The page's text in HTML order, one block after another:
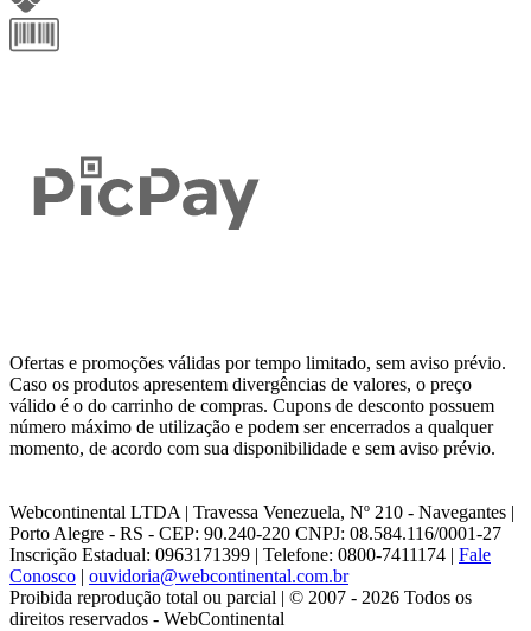
Ofertas e promoções válidas por tempo limitado, sem aviso prévio.
Caso os produtos apresentem divergências de valores, o preço
válido é o do carrinho de compras. Cupons de desconto possuem
número máximo de utilização e podem ser encerrados a qualquer
momento, de acordo com sua disponibilidade e sem aviso prévio.
Webcontinental LTDA | Travessa Venezuela, Nº 210 - Navegantes |
Porto Alegre - RS - CEP: 90.240-220 CNPJ: 08.584.116/0001-27
Inscrição Estadual: 0963171399 | Telefone: 0800-7411174 | Fale
Conosco | ouvidoria@webcontinental.com.br
Proibida reprodução total ou parcial | © 2007 - 2026 Todos os
direitos reservados - WebContinental